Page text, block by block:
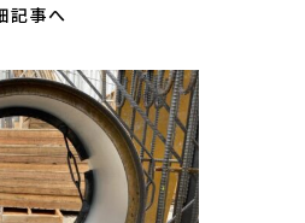
記事へ